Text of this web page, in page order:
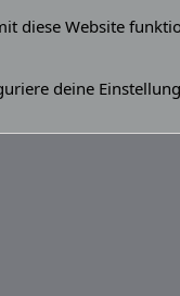
diese Website
deine